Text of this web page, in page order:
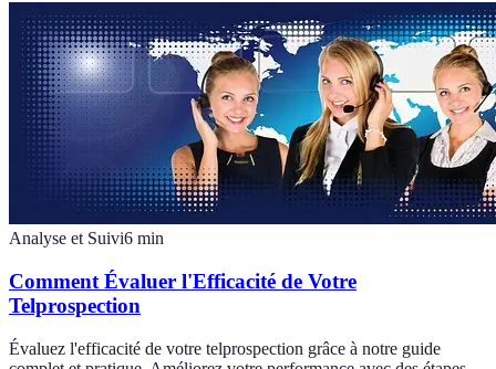
Analyse et Suivi6 min
Comment Évaluer l'Efficacité de Votre
Telprospection
Évaluez l'efficacité de votre telprospection grâce à notre guide